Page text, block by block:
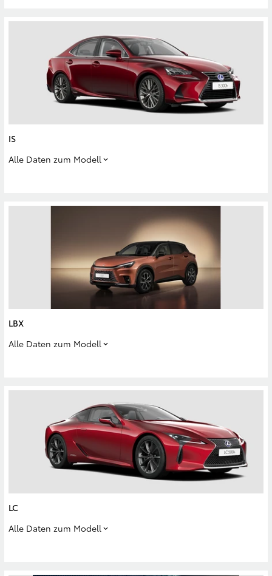
IS
Alle Daten zum Modell
LBX
Alle Daten zum Modell
LC
Alle Daten zum Modell